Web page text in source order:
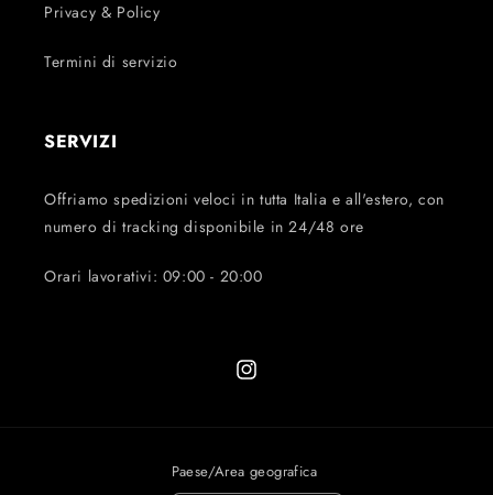
Privacy & Policy
Termini di servizio
SERVIZI
Offriamo spedizioni veloci in tutta Italia e all'estero, con
numero di tracking disponibile in 24/48 ore
Orari lavorativi: 09:00 - 20:00
Instagram
Paese/Area geografica